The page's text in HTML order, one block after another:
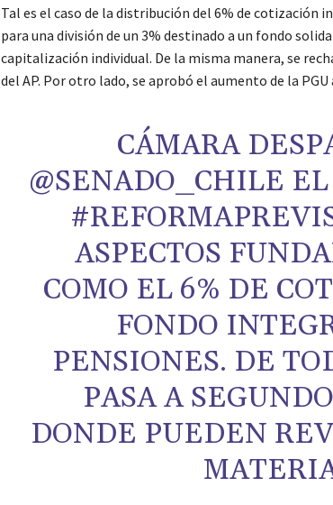
Tal es el caso de la distribución del 6% de cotización
para una división de un 3% destinado a un fondo
capitalización individual. De la misma manera, se
del AP. Por otro lado, se aprobó el aumento de la PGU
CÁMARA
@SENADO_CHILE EL
ASPECTOS
COMO EL 6% DE
FONDO
PENSIONES. DE
PASA A
DONDE PUEDEN